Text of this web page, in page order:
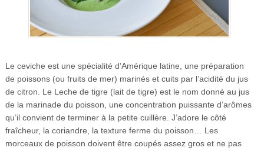
Le ceviche est une spécialité d’Amérique latine, une préparation
de poissons (ou fruits de mer) marinés et cuits par l’acidité du jus
de citron. Le Leche de tigre (lait de tigre) est le nom donné au jus
de la marinade du poisson, une concentration puissante d’arômes
qu’il convient de terminer à la petite cuillère. J’adore le côté
fraîcheur, la coriandre, la texture ferme du poisson… Les
morceaux de poisson doivent être coupés assez gros et ne pas